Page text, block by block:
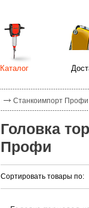
Каталог
Станкоимпорт Профи
Головка
Профи
Сортировать товары по: